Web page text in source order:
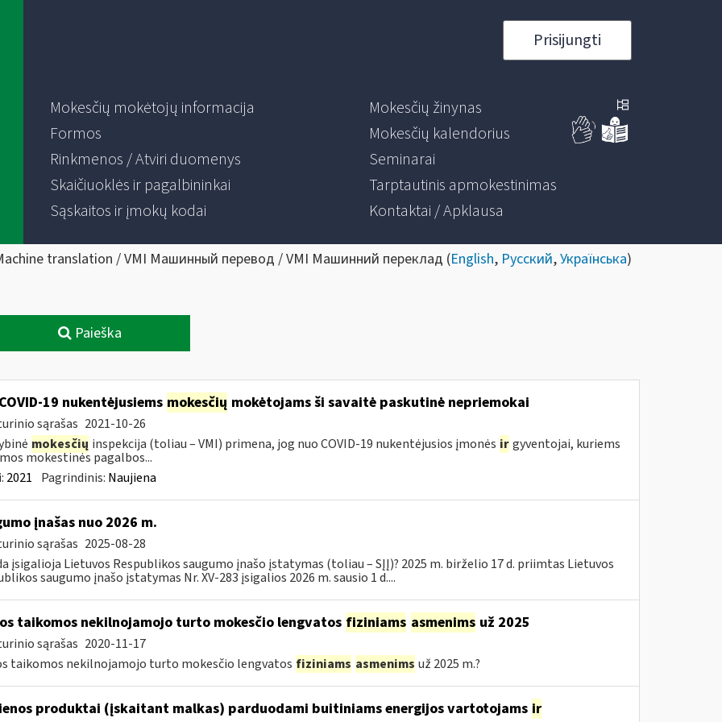
Prisijungti
Mokesčių mokėtojų informacija
Formos
Rinkmenos / Atviri duomenys
Skaičiuoklės ir pagalbininkai
Sąskaitos ir įmokų kodai
Mokesčių žinynas
Mokesčių kalendorius
Seminarai
Tarptautinis apmokestinimas
Kontaktai / Apklausa
translation / VMI Машинный перевод / VMI Машинний переклад (English, Русский,Українська)
Paieška
19 nukentėjusiems mokesčių mokėtojams ši savaitė paskutinė nepriemokai
sąrašas 2021-10-26
mokesčių inspekcija (toliau – VMI) primena, jog nuo COVID-19 nukentėjusios įmonės ir gyventojai, kuriems
mokestinės pagalbos...
2021 Pagrindinis: Naujiena
įnašas nuo 2026 m.
sąrašas 2025-08-28
įsigalioja Lietuvos Respublikos saugumo įnašo įstatymas (toliau – SĮĮ)? 2025 m. birželio 17 d. priimtas Lietuvos
saugumo įnašo įstatymas Nr. XV-283 įsigalios 2026 m. sausio 1 d....
taikomos nekilnojamojo turto mokesčio lengvatos fiziniams asmenims už 2025
sąrašas 2020-11-17
taikomos nekilnojamojo turto mokesčio lengvatos fiziniams asmenims už 2025 m.?
produktai (įskaitant malkas) parduodami buitiniams energijos vartotojams ir